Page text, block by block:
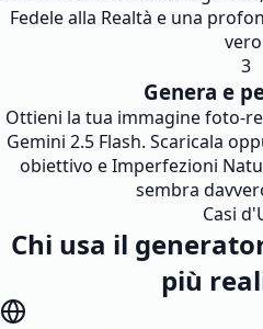
Fedele alla Realtà e una
3
Genera e
Ottieni la tua immagine foto-
Gemini 2.5 Flash. Scaricala
obiettivo e Imperfezioni
sembra
Casi
Chi usa il
più